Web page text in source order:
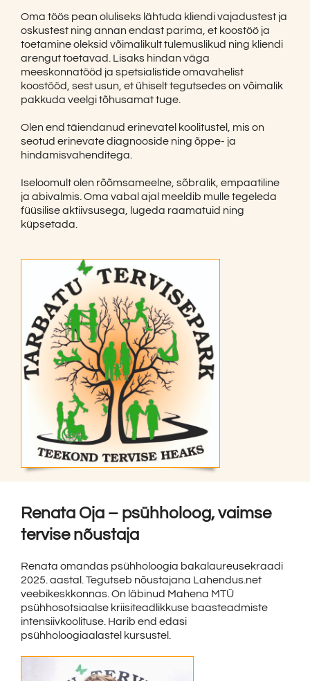
Oma töös pean oluliseks lähtuda kliendi vajadustest ja
oskustest ning annan endast parima, et koostöö ja
toetamine oleksid võimalikult tulemuslikud ning kliendi
arengut toetavad. Lisaks hindan väga
meeskonnatööd ja spetsialistide omavahelist
koostööd, sest usun, et ühiselt tegutsedes on võimalik
pakkuda veelgi tõhusamat tuge.
Olen end täiendanud erinevatel koolitustel, mis on
seotud erinevate diagnooside ning õppe- ja
hindamisvahenditega.
Iseloomult olen rõõmsameelne, sõbralik, empaatiline
ja abivalmis. Oma vabal ajal meeldib mulle tegeleda
füüsilise aktiivsusega, lugeda raamatuid ning
küpsetada.
Renata Oja – psühholoog, vaimse
tervise nõustaja
Renata omandas psühholoogia bakalaureusekraadi
2025. aastal. Tegutseb nõustajana Lahendus.net
veebikeskkonnas. On läbinud Mahena MTÜ
psühhosotsiaalse kriisiteadlikkuse baasteadmiste
intensiivkoolituse. Harib end edasi
psühholoogiaalastel kursustel.